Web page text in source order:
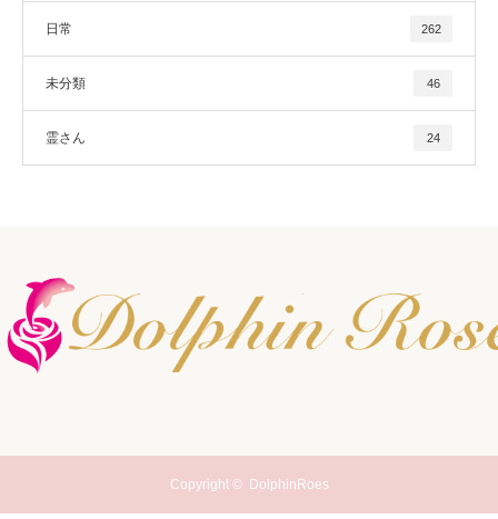
日常 262
未分類 46
霊さん 24
Copyright © DolphinRoes